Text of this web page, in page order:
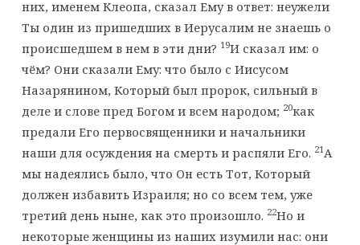
них, именем Клеопа, сказал Ему в ответ: неужели
Ты один из пришедших в Иерусалим не знаешь о
происшедшем в нем в эти дни? 19И сказал им: о
чём? Они сказали Ему: что было с Иисусом
Назарянином, Который был пророк, сильный в
деле и слове пред Богом и всем народом; 20как
предали Его первосвященники и начальники
наши для осуждения на смерть и распяли Его. 21А
мы надеялись было, что Он есть Тот, Который
должен избавить Израиля; но со всем тем, уже
третий день ныне, как это произошло. 22Но и
некоторые женщины из наших изумили нас: они